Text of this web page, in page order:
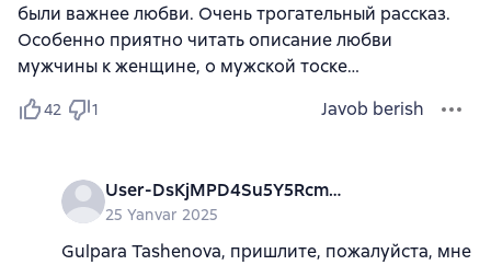
были важнее любви. Очень трогательный рассказ.
Особенно приятно читать описание любви
мужчины к женщине, о мужской тоске…
42 1 Javob berish
User-DsKjMPD4Su5Y5Rcmxzc1X
25 Yanvar 2025
Gulpara Tashenova, пришлите, пожалуйста, мне